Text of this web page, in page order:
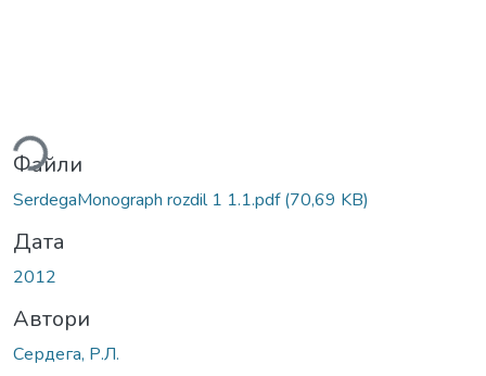
Файли
SerdegaMonograph rozdil 1 1.1.pdf(70,69 KB)
Дата
2012
Автори
Сердега, Р.Л.